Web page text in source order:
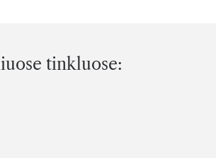
tinkluose: